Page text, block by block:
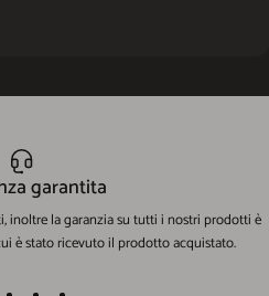
garantita
inoltre la garanzia su tutti i nostri prodotti è
è stato ricevuto il prodotto acquistato.